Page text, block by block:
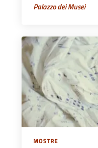
Palazzo dei Musei
MOSTRE